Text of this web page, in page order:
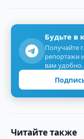
Будьте в
Получайте
репортажи
вам удобно.
Читайте также